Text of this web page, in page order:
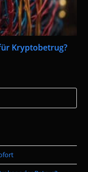
Kryptobetrug?
the